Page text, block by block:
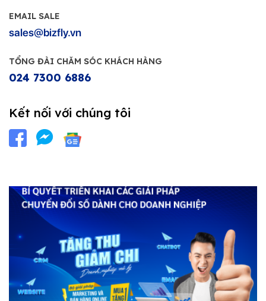
EMAIL SALE
sales@bizfly.vn
TỔNG ĐÀI CHĂM SÓC KHÁCH HÀNG
024 7300 6886
Kết nối với chúng tôi